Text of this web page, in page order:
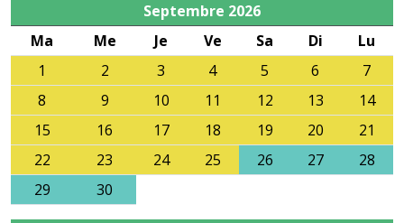
Septembre 2026
Ma
Me Je Ve Sa Di
Lu
1
2 3 4 5 6
7
8
9 10 11 12 13
14
15
16 17 18 19 20
21
22
23 24 25 26 27
28
29
30